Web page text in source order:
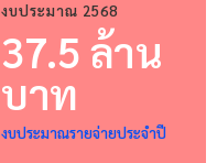
งบประมาณ 2568
37.5 ล้าน
บาท
งบประมาณรายจ่ายประจำปี